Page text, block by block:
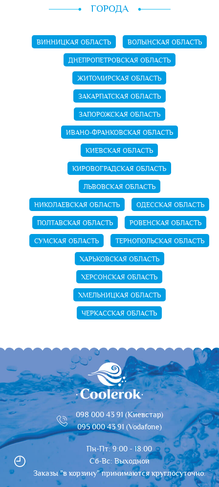
ГОРОДА
ВИННИЦКАЯ ОБЛАСТЬ
ВОЛЫНСКАЯ ОБЛАСТЬ
ДНЕПРОПЕТРОВСКАЯ ОБЛАСТЬ
ЖИТОМИРСКАЯ ОБЛАСТЬ
ЗАКАРПАТСКАЯ ОБЛАСТЬ
ЗАПОРОЖСКАЯ ОБЛАСТЬ
ИВАНО-ФРАНКОВСКАЯ ОБЛАСТЬ
КИЕВСКАЯ ОБЛАСТЬ
КИРОВОГРАДСКАЯ ОБЛАСТЬ
ЛЬВОВСКАЯ ОБЛАСТЬ
НИКОЛАЕВСКАЯ ОБЛАСТЬ
ОДЕССКАЯ ОБЛАСТЬ
ПОЛТАВСКАЯ ОБЛАСТЬ
РОВЕНСКАЯ ОБЛАСТЬ
СУМСКАЯ ОБЛАСТЬ
ТЕРНОПОЛЬСКАЯ ОБЛАСТЬ
ХАРЬКОВСКАЯ ОБЛАСТЬ
ХЕРСОНСКАЯ ОБЛАСТЬ
ХМЕЛЬНИЦКАЯ ОБЛАСТЬ
ЧЕРКАССКАЯ ОБЛАСТЬ
098 000 43 91 (Киевстар)
095 000 43 91 (Vodafone)
Пн-Пт: 9:00 - 18:00
Сб-Вс: Выходной
Заказы "в корзину" принимаются круглосуточно.